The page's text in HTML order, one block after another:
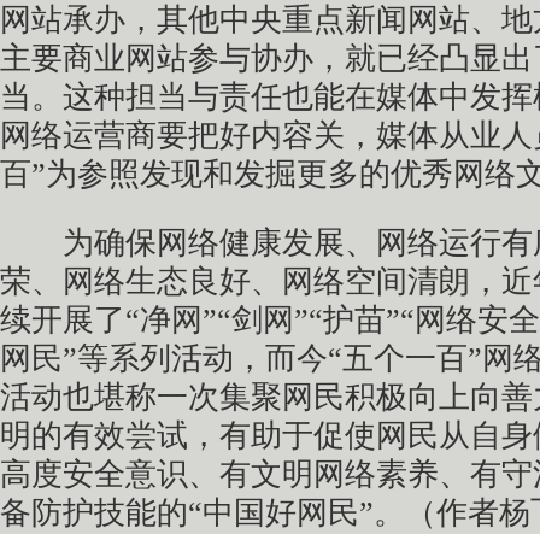
网站承办，其他中央重点新闻网站、
主要商业网站参与协办，就已经凸显
当。这种担当与责任也能在媒体中发
网络运营商要把好内容关，媒体从业
百”为参照发现和发掘更多的优秀网络
为确保网络健康发展、网络运行有
荣、网络生态良好、网络空间清朗，
续开展了“净网”“剑网”“护苗”“网络安
网民”等系列活动，而今“五个一百”网
活动也堪称一次集聚网民积极向上向
明的有效尝试，有助于促使网民从自
高度安全意识、有文明网络素养、有
备防护技能的“中国好网民”。（作者